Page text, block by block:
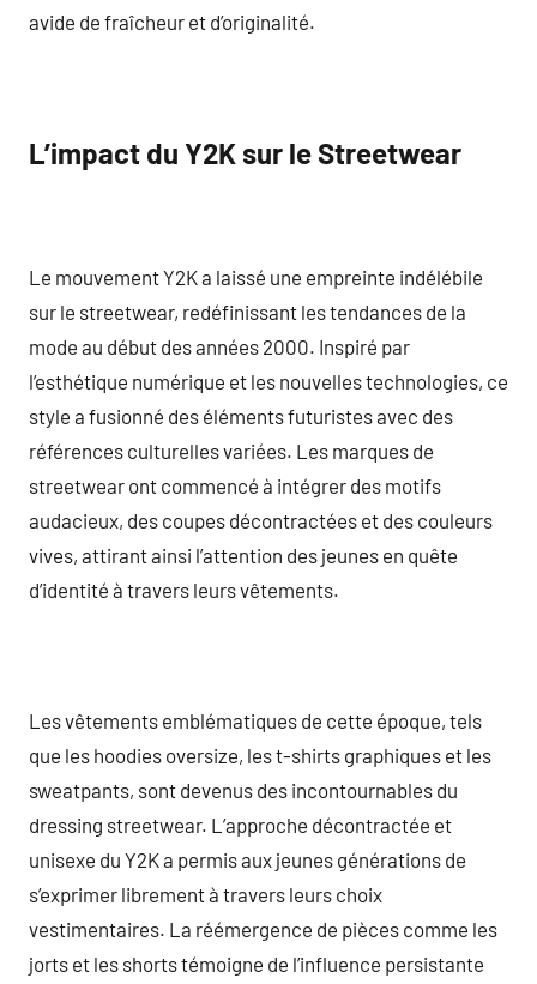
avide de fraîcheur et d’originalité.
L’impact du Y2K sur le Streetwear
Le mouvement Y2K a laissé une empreinte indélébile
sur le streetwear, redéfinissant les tendances de la
mode au début des années 2000. Inspiré par
l’esthétique numérique et les nouvelles technologies, ce
style a fusionné des éléments futuristes avec des
références culturelles variées. Les marques de
streetwear ont commencé à intégrer des motifs
audacieux, des coupes décontractées et des couleurs
vives, attirant ainsi l’attention des jeunes en quête
d’identité à travers leurs vêtements.
Les vêtements emblématiques de cette époque, tels
que les hoodies oversize, les t-shirts graphiques et les
sweatpants, sont devenus des incontournables du
dressing streetwear. L’approche décontractée et
unisexe du Y2K a permis aux jeunes générations de
s’exprimer librement à travers leurs choix
vestimentaires. La réémergence de pièces comme les
jorts et les shorts témoigne de l’influence persistante